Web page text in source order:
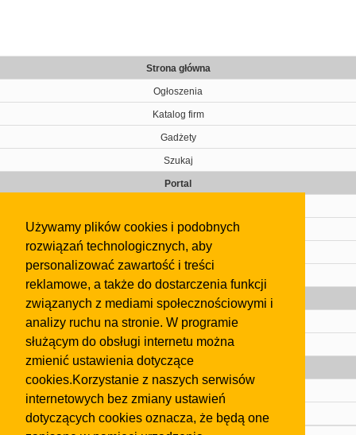
Używamy plików cookies i podobnych
rozwiązań technologicznych, aby
personalizować zawartość i treści
reklamowe, a także do dostarczenia funkcji
związanych z mediami społecznościowymi i
analizy ruchu na stronie. W programie
służącym do obsługi internetu można
zmienić ustawienia dotyczące
cookies.Korzystanie z naszych serwisów
internetowych bez zmiany ustawień
dotyczących cookies oznacza, że będą one
Strona główna
Ogłoszenia
Katalog firm
Gadżety
Szukaj
Portal
Kontakt
Regulamin
Gazeta
Olkusz
Kontakt
Strefa dla biznesu
Biura nieruchomości
Dealerzy i autokomisy